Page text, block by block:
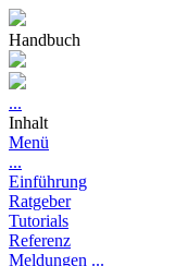
Handbuch
...
Inhalt
Menü
...
Einführung
Ratgeber
Tutorials
Referenz
Meldungen ...